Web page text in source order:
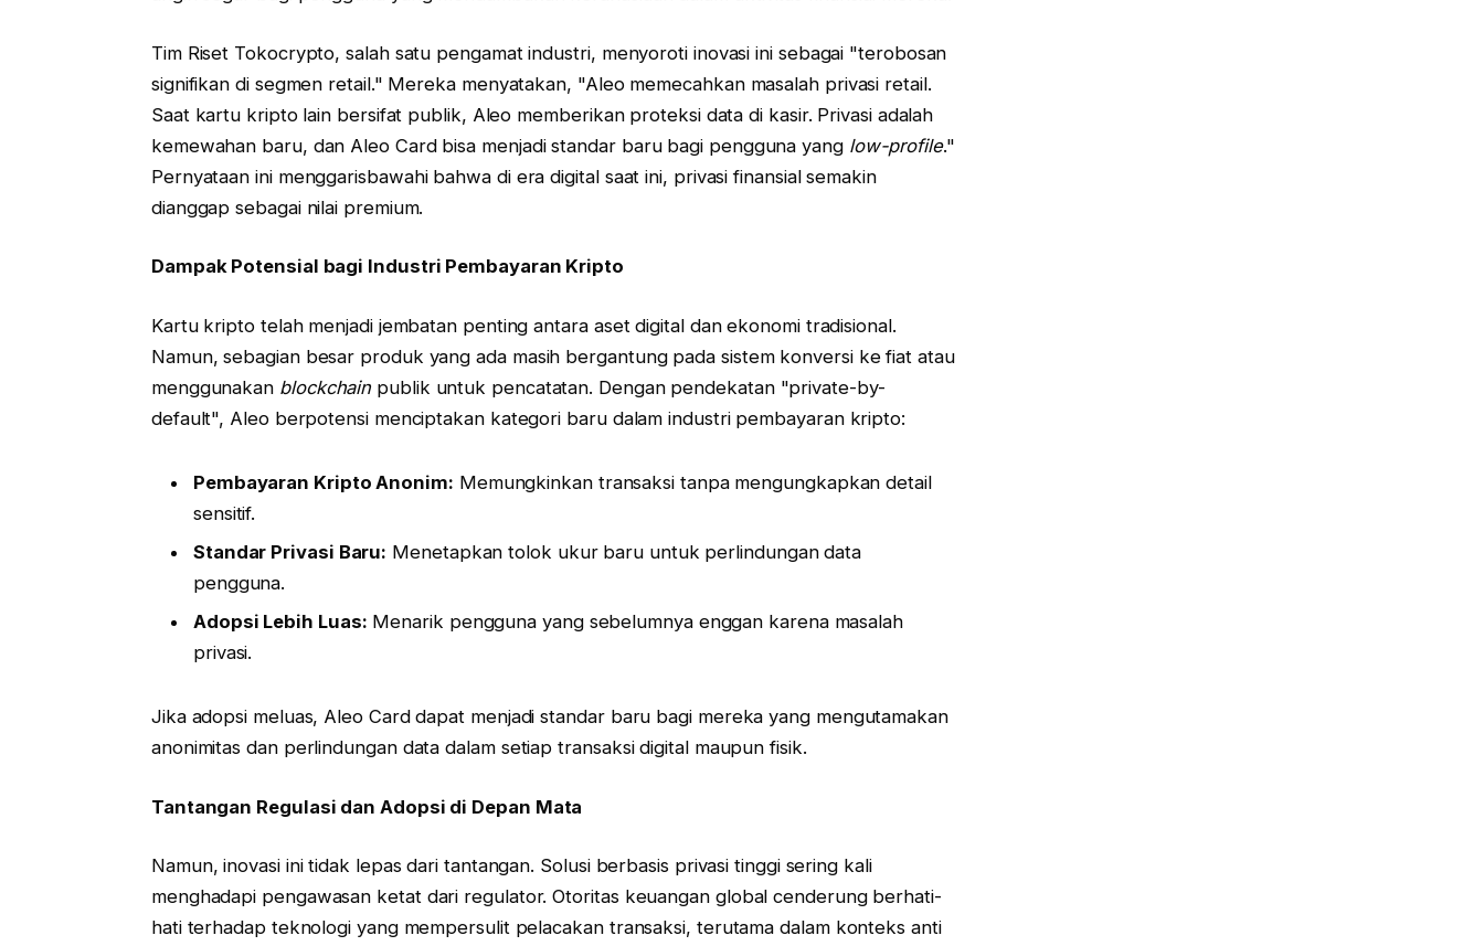
Tim Riset Tokocrypto, salah satu pengamat industri, menyoroti inovasi ini sebagai "terobosan
signifikan di segmen retail." Mereka menyatakan, "Aleo memecahkan masalah privasi retail.
Saat kartu kripto lain bersifat publik, Aleo memberikan proteksi data di kasir. Privasi adalah
kemewahan baru, dan Aleo Card bisa menjadi standar baru bagi pengguna yang low-profile."
Pernyataan ini menggarisbawahi bahwa di era digital saat ini, privasi finansial semakin
dianggap sebagai nilai premium.
Dampak Potensial bagi Industri Pembayaran Kripto
Kartu kripto telah menjadi jembatan penting antara aset digital dan ekonomi tradisional.
Namun, sebagian besar produk yang ada masih bergantung pada sistem konversi ke fiat atau
menggunakan blockchain publik untuk pencatatan. Dengan pendekatan "private-by-
default", Aleo berpotensi menciptakan kategori baru dalam industri pembayaran kripto:
Pembayaran Kripto Anonim: Memungkinkan transaksi tanpa mengungkapkan detail
sensitif.
Standar Privasi Baru: Menetapkan tolok ukur baru untuk perlindungan data
pengguna.
Adopsi Lebih Luas: Menarik pengguna yang sebelumnya enggan karena masalah
privasi.
Jika adopsi meluas, Aleo Card dapat menjadi standar baru bagi mereka yang mengutamakan
anonimitas dan perlindungan data dalam setiap transaksi digital maupun fisik.
Tantangan Regulasi dan Adopsi di Depan Mata
Namun, inovasi ini tidak lepas dari tantangan. Solusi berbasis privasi tinggi sering kali
menghadapi pengawasan ketat dari regulator. Otoritas keuangan global cenderung berhati-
hati terhadap teknologi yang mempersulit pelacakan transaksi, terutama dalam konteks anti